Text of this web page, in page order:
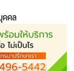
คคล